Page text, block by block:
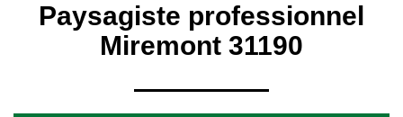
Paysagiste professionnel
Miremont 31190